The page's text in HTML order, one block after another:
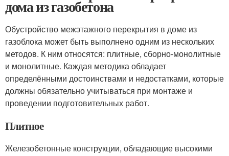
дома из газобетона
Обустройство межэтажного перекрытия в доме из
газоблока может быть выполнено одним из нескольких
методов. К ним относятся: плитные, сборно-монолитные
и монолитные. Каждая методика обладает
определёнными достоинствами и недостатками, которые
должны обязательно учитываться при монтаже и
проведении подготовительных работ.
Плитное
Железобетонные конструкции, обладающие высокими